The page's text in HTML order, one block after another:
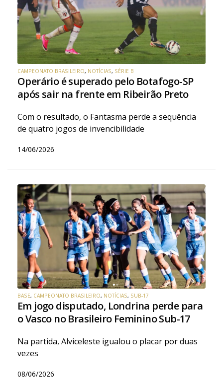
CAMPEONATO BRASILEIRO, NOTÍCIAS, SÉRIE B
Operário é superado pelo Botafogo-SP
após sair na frente em Ribeirão Preto
Com o resultado, o Fantasma perde a sequência
de quatro jogos de invencibilidade
14/06/2026
BASE, CAMPEONATO BRASILEIRO, NOTÍCIAS, SUB-17
Em jogo disputado, Londrina perde para
o Vasco no Brasileiro Feminino Sub-17
Na partida, Alviceleste igualou o placar por duas
vezes
08/06/2026